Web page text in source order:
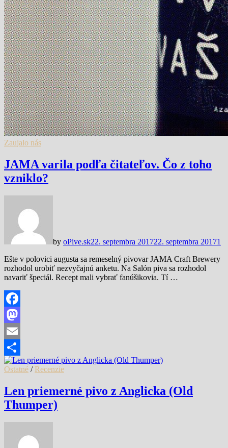
Zaujalo nás
JAMA varila podľa čitateľov. Čo z toho
vzniklo?
by oPive.sk22. septembra 201722. septembra 20171
Ešte v polovici augusta sa remeselný pivovar JAMA Craft Brewery
rozhodol urobiť nezvyčajnú anketu. Na Salón piva sa rozhodol
navariť špeciál. Recept mali vybrať fanúšikovia. Tí …
Facebook
Mastodon
Email
Share
Ostatné / Recenzie
Len priemerné pivo z Anglicka (Old
Thumper)